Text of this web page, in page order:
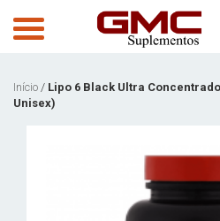
Início / Lipo 6 Black Ultra
Unisex)